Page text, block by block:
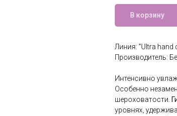
В корзину
Линия: "Ultra hand
Производитель:
Интенсивно
Особенно
шероховатости.
уровнях,